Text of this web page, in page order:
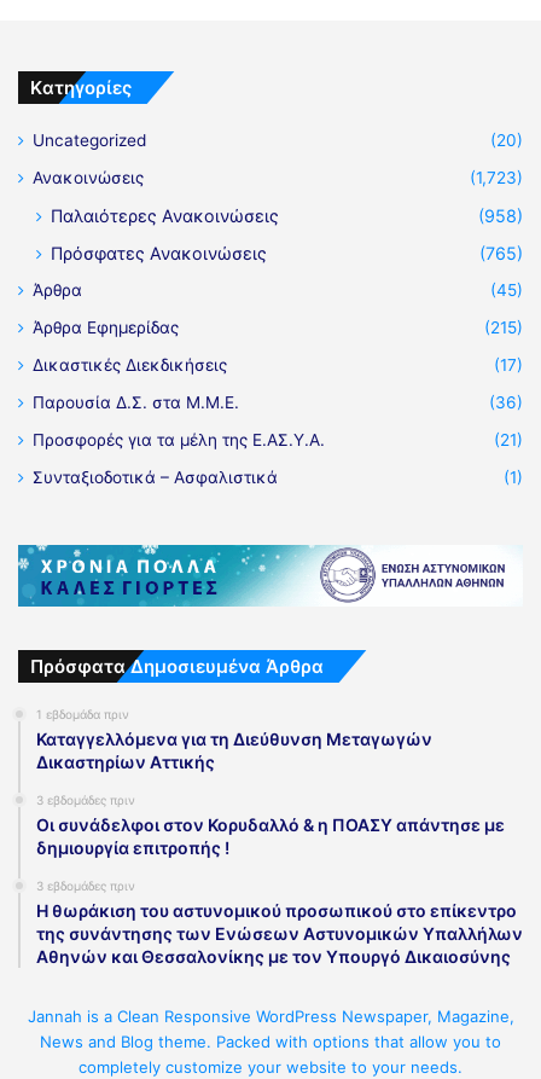
Kατηγορίες
Uncategorized
(20)
Ανακοινώσεις
(1,723)
Παλαιότερες Ανακοινώσεις
(958)
Πρόσφατες Ανακοινώσεις
(765)
Άρθρα
(45)
Άρθρα Εφημερίδας
(215)
Δικαστικές Διεκδικήσεις
(17)
Παρουσία Δ.Σ. στα Μ.Μ.Ε.
(36)
Προσφορές για τα μέλη της Ε.ΑΣ.Υ.Α.
(21)
Συνταξιοδοτικά – Ασφαλιστικά
(1)
Πρόσφατα Δημοσιευμένα Άρθρα
1 εβδομάδα πριν
Καταγγελλόμενα για τη Διεύθυνση Μεταγωγών
Δικαστηρίων Αττικής
3 εβδομάδες πριν
Οι συνάδελφοι στον Κορυδαλλό & η ΠΟΑΣΥ απάντησε με
δημιουργία επιτροπής !
3 εβδομάδες πριν
Η θωράκιση του αστυνομικού προσωπικού στο επίκεντρο
της συνάντησης των Ενώσεων Αστυνομικών Υπαλλήλων
Αθηνών και Θεσσαλονίκης με τον Υπουργό Δικαιοσύνης
Jannah is a Clean Responsive WordPress Newspaper, Magazine,
News and Blog theme. Packed with options that allow you to
completely customize your website to your needs.